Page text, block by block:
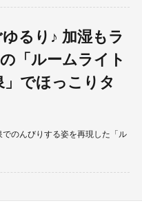
るり♪ 加湿もラ
「ルームライト
でほっこりタ
のんびりする姿を再現した「ル